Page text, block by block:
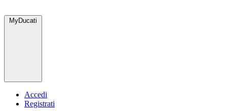
MyDucati
Accedi
Registrati